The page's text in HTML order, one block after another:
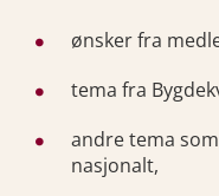
ønsker fra
tema fra
andre tema
nasjonalt,